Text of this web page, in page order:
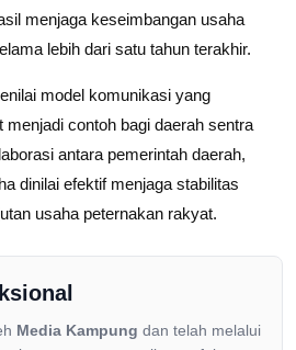
menjaga keseimbangan usaha
lebih dari satu tahun terakhir.
model komunikasi yang
menjadi contoh bagi daerah sentra
antara pemerintah daerah,
dinilai efektif menjaga stabilitas
usaha peternakan rakyat.
Media Kampung dan telah melalui